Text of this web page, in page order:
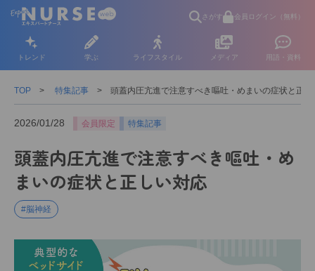
さがす 会員ログイン（無料）
トレンド 学ぶ ライフスタイル メディア 用語・資料
TOP 特集記事 頭蓋内圧亢進で注意すべき嘔吐・めまいの症状と正し
2026/01/28 会員限定 特集記事
頭蓋内圧亢進で注意すべき嘔吐・め
まいの症状と正しい対応
#脳神経